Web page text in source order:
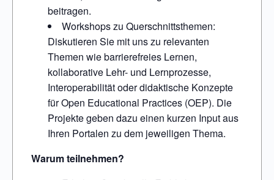
beitragen.
Workshops zu Querschnittsthemen:
Diskutieren Sie mit uns zu relevanten
Themen wie barrierefreies Lernen,
kollaborative Lehr- und Lernprozesse,
Interoperabilität oder didaktische Konzepte
für Open Educational Practices (OEP). Die
Projekte geben dazu einen kurzen Input aus
Ihren Portalen zu dem jeweiligen Thema.
Warum teilnehmen?